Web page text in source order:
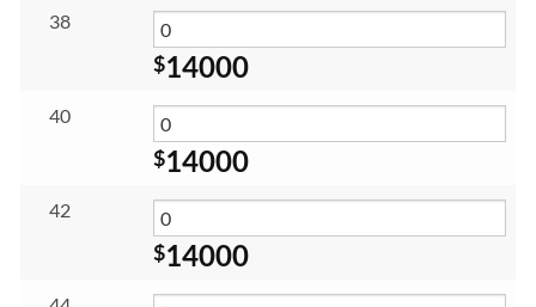
38
$14000
40
$14000
42
$14000